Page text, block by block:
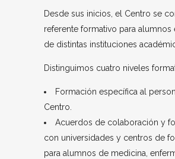
Desde sus inicios, el Centro se
referente formativo para alumnos
de distintas instituciones
Distinguimos cuatro niveles
Formación específica al
Centro.
Acuerdos de colaboración y
con universidades y centros de
para alumnos de medicina,